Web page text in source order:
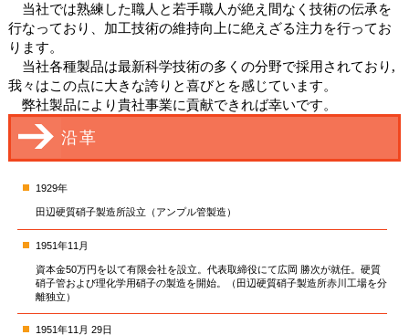
当社では熟練した職人と若手職人が絶え間なく技術の伝承を
行なっており、加工技術の維持向上に絶えざる注力を行ってお
ります。
当社各種製品は最新科学技術の多くの分野で採用されており,
我々はこの点に大きな誇りと喜びとを感じています。
弊社製品により貴社事業に貢献できれば幸いです。
沿革
1929年
田辺硬質硝子製造所設立（アンプル管製造）
1951年11月
資本金50万円を以て有限会社を設立。代表取締役にて広岡 勝次が就任。硬質
硝子管および理化学用硝子の製造を開始。（田辺硬質硝子製造所赤川工場を分
離独立）
1951年11月 29日